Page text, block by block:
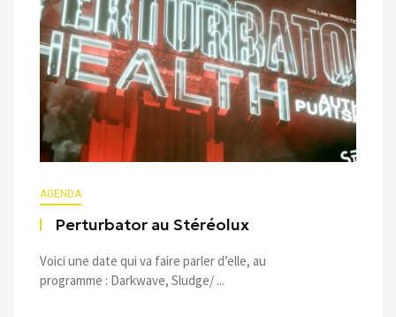
AGENDA
Perturbator au Stéréolux
Voici une date qui va faire parler d’elle, au
programme : Darkwave, Sludge/ ...